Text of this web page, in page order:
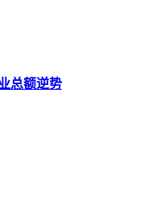
总额逆势